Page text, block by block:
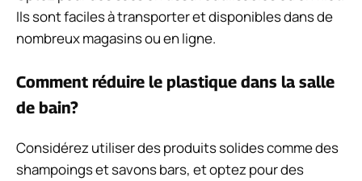
Ils sont faciles à transporter et disponibles dans de
nombreux magasins ou en ligne.
Comment réduire le plastique dans la salle
de bain?
Considérez utiliser des produits solides comme des
shampoings et savons bars, et optez pour des